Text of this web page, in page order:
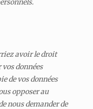
avoir le droit
vos données
de vos données
opposer au
nous demander de